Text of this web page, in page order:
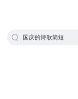
国庆的诗歌简短